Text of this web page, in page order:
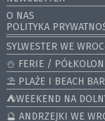
O NAS
POLITYKA
SYLWESTER WE
⛄️ FERIE /
⛱️ PLAŻE I BEACH
⛺️WEEKEND NA
🔮 ANDRZEJKI WE